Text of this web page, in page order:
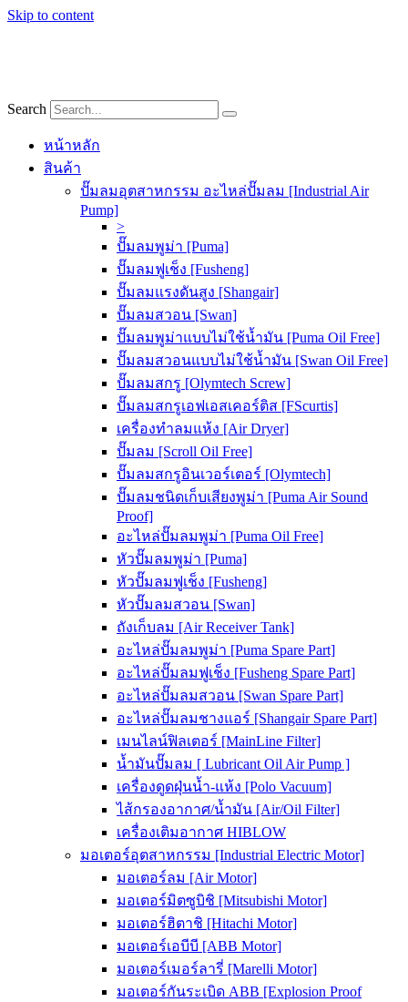
Skip to content
Search
หน้าหลัก
สินค้า
ปั๊มลมอุตสาหกรรม อะไหล่ปั๊มลม [Industrial Air
Pump]
>
ปั๊มลมพูม่า [Puma]
ปั๊มลมฟูเช็ง [Fusheng]
ปั๊มลมแรงดันสูง [Shangair]
ปั๊มลมสวอน [Swan]
ปั๊มลมพูม่าแบบไม่ใช้น้ำมัน [Puma Oil Free]
ปั๊มลมสวอนแบบไม่ใช้น้ำมัน [Swan Oil Free]
ปั๊มลมสกรู [Olymtech Screw]
ปั๊มลมสกรูเอฟเอสเคอร์ติส [FScurtis]
เครื่องทำลมแห้ง [Air Dryer]
ปั๊มลม [Scroll Oil Free]
ปั๊มลมสกรูอินเวอร์เตอร์ [Olymtech]
ปั๊มลมชนิดเก็บเสียงพูม่า [Puma Air Sound
Proof]
อะไหล่ปั๊มลมพูม่า [Puma Oil Free]
หัวปั๊มลมพูม่า [Puma]
หัวปั๊มลมฟูเช็ง [Fusheng]
หัวปั๊มลมสวอน [Swan]
ถังเก็บลม [Air Receiver Tank]
อะไหล่ปั๊มลมพูม่า [Puma Spare Part]
อะไหล่ปั๊มลมฟูเช็ง [Fusheng Spare Part]
อะไหล่ปั๊มลมสวอน [Swan Spare Part]
อะไหล่ปั๊มลมชางแอร์ [Shangair Spare Part]
เมนไลน์ฟิลเตอร์ [MainLine Filter]
น้ำมันปั๊มลม [ Lubricant Oil Air Pump ]
เครื่องดูดฝุ่นน้ำ-แห้ง [Polo Vacuum]
ไส้กรองอากาศ/น้ำมัน [Air/Oil Filter]
เครื่องเติมอากาศ HIBLOW
มอเตอร์อุตสาหกรรม [Industrial Electric Motor]
มอเตอร์ลม [Air Motor]
มอเตอร์มิตซูบิชิ [Mitsubishi Motor]
มอเตอร์ฮิตาชิ [Hitachi Motor]
มอเตอร์เอบีบี [ABB Motor]
มอเตอร์เมอร์ลารี่ [Marelli Motor]
มอเตอร์กันระเบิด ABB [Explosion Proof